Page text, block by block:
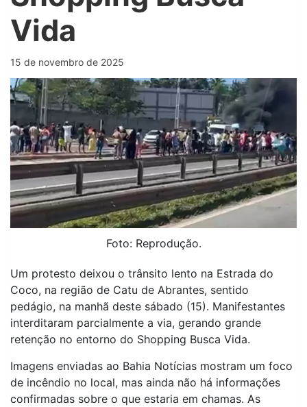
Vida
15 de novembro de 2025
Foto: Reprodução.
Um protesto deixou o trânsito lento na Estrada do
Coco, na região de Catu de Abrantes, sentido
pedágio, na manhã deste sábado (15). Manifestantes
interditaram parcialmente a via, gerando grande
retenção no entorno do Shopping Busca Vida.
Imagens enviadas ao Bahia Notícias mostram um foco
de incêndio no local, mas ainda não há informações
confirmadas sobre o que estaria em chamas. As